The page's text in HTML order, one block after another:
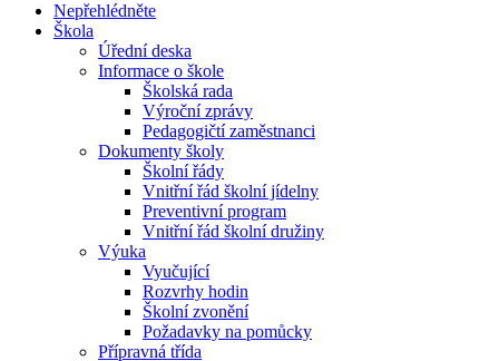
Nepřehlédněte
Škola
Úřední deska
Informace o škole
Školská rada
Výroční zprávy
Pedagogičtí zaměstnanci
Dokumenty školy
Školní řády
Vnitřní řád školní jídelny
Preventivní program
Vnitřní řád školní družiny
Výuka
Vyučující
Rozvrhy hodin
Školní zvonění
Požadavky na pomůcky
Přípravná třída